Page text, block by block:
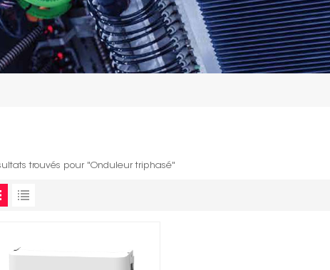
trouvés pour "Onduleur triphasé"